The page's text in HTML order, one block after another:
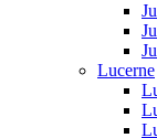
Lucerne